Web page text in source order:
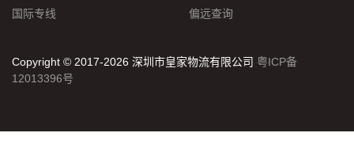
国际专线
偏远查询
Copyright © 2017-2026 深圳市皇家物流有限公司 粤ICP备
12013396号